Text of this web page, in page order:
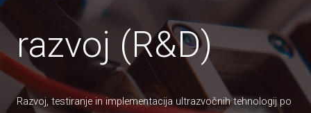
razvoj (R&D)
Razvoj, testiranje in implementacija ultrazvočnih tehnologij po